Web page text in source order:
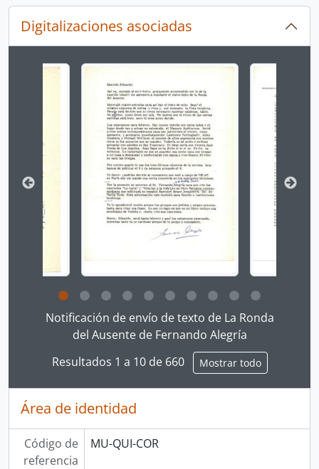
Digitalizaciones asociadas
Changing the current slide of this carousel will
Clicking this description title link will open the
Notificación de envío de texto de La Ronda
del Ausente de Fernando Alegría
Resultados 1 a 10 de 660
Mostrar todo
Área de identidad
Código de
referencia
MU-QUI-COR